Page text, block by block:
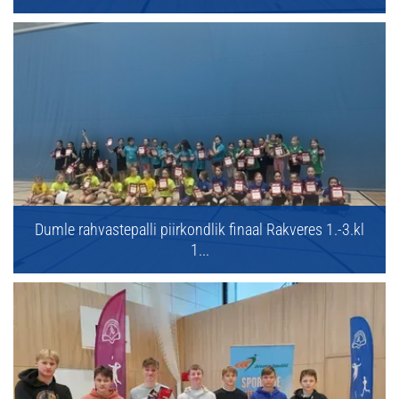
Dumle rahvastepalli piirkondlik finaal Rakveres 1.-3.kl
1...